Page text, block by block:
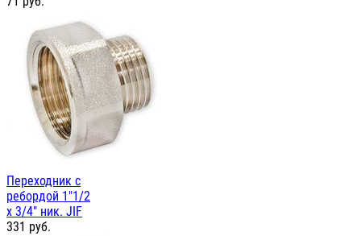
Переходник с
ребордой 1"1/2
х 3/4" ник. JIF
331 руб.